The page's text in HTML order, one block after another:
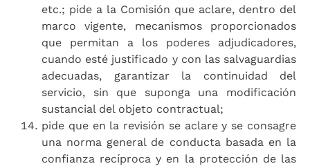
etc.; pide a la Comisión que aclare, dentro del
marco vigente, mecanismos proporcionados
que permitan a los poderes adjudicadores,
cuando esté justificado y con las salvaguardias
adecuadas, garantizar la continuidad del
servicio, sin que suponga una modificación
sustancial del objeto contractual;
pide que en la revisión se aclare y se consagre
una norma general de conducta basada en la
confianza recíproca y en la protección de las